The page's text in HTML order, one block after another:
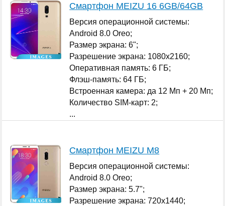
Смартфон MEIZU 16 6GB/64GB
Версия операционной системы:
Android 8.0 Oreo;
Размер экрана: 6";
Разрешение экрана: 1080x2160;
Оперативная память: 6 ГБ;
Флэш-память: 64 ГБ;
Встроенная камера: да 12 Мп + 20 Мп;
Количество SIM-карт: 2;
...
Смартфон MEIZU M8
Версия операционной системы:
Android 8.0 Oreo;
Размер экрана: 5.7";
Разрешение экрана: 720x1440;